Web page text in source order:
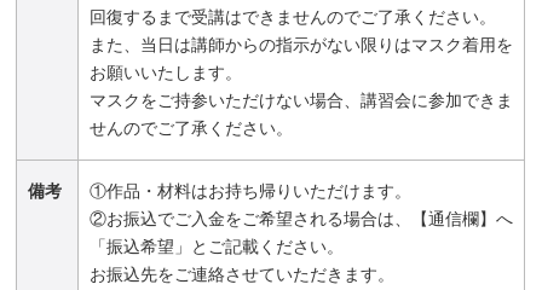
回復するまで受講はできませんのでご了承ください。
また、当日は講師からの指示がない限りはマスク着用を
お願いいたします。
マスクをご持参いただけない場合、講習会に参加できま
せんのでご了承ください。
備考
①作品・材料はお持ち帰りいただけます。
②お振込でご入金をご希望される場合は、【通信欄】へ
「振込希望」とご記載ください。
お振込先をご連絡させていただきます。